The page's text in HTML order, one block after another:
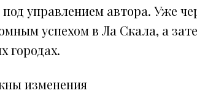
управлением автора. Уже
успехом в Ла Скала, а
городах.
изменения